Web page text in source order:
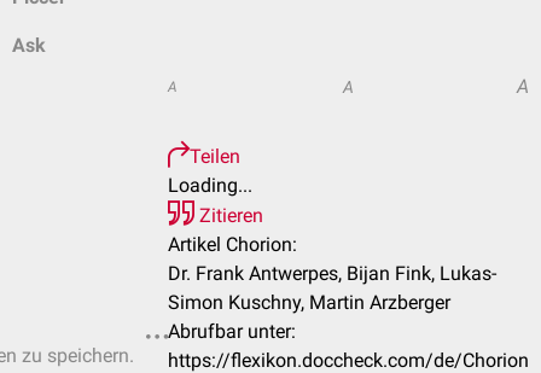
Ask
zu speichern.
A A A
Teilen
Loading...
Zitieren
Artikel Chorion:
Dr. Frank Antwerpes, Bijan Fink, Lukas-
Simon Kuschny, Martin Arzberger
Abrufbar unter:
https://flexikon.doccheck.com/de/Chorion